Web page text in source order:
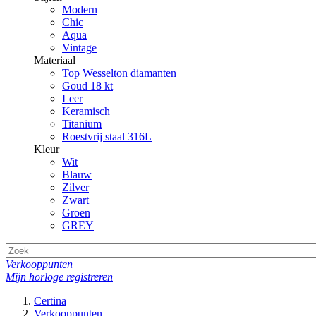
Modern
Chic
Aqua
Vintage
Materiaal
Top Wesselton diamanten
Goud 18 kt
Leer
Keramisch
Titanium
Roestvrij staal 316L
Kleur
Wit
Blauw
Zilver
Zwart
Groen
GREY
Verkooppunten
Mijn horloge registreren
Certina
Verkooppunten